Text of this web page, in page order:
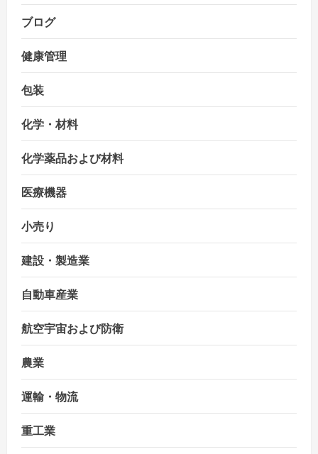
ブログ
健康管理
包装
化学・材料
化学薬品および材料
医療機器
小売り
建設・製造業
自動車産業
航空宇宙および防衛
農業
運輸・物流
重工業